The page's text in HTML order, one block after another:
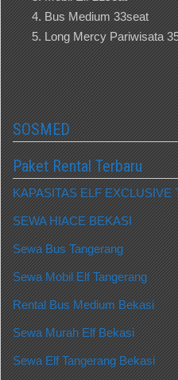
Bus Medium 33seat
Long Mercy Pariwisata
SOSMED
Paket Rental Terbaru
KAPASITAS ELF EXCLUSIVE
SEWA HIACE BEKASI
Sewa Bus Tangerang
Sewa Mobil Elf Tangerang
Rental Bus Medium Bekasi
Sewa Murah Elf Bekasi
Sewa Elf Tangerang Bekasi